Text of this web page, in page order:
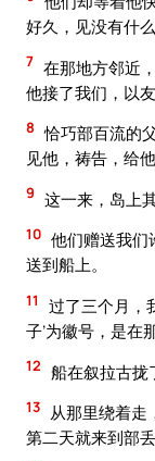
好久，见没有什
7 在那地方邻近
他接了我们，以
8 恰巧部百流的
见他，祷告，给
9 这一来，岛上
10 他们赠送我们
送到船上。
11
过了三个月，
子’为徽号，是在
12 船在叙拉古拢
13 从那里绕着走
第二天就来到部丢